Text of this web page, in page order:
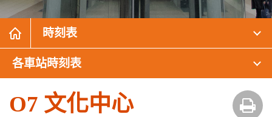
時刻表
各車站時刻表
O7 文化中心